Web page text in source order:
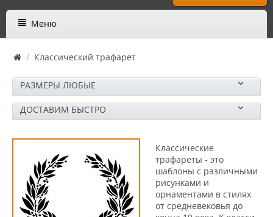
Меню
/ Классический трафарет
РАЗМЕРЫ ЛЮБЫЕ
ДОСТАВИМ БЫСТРО
Классические
трафареты - это
шаблоны с различными
рисунками и
орнаментами в стилях
от средне­вековья до